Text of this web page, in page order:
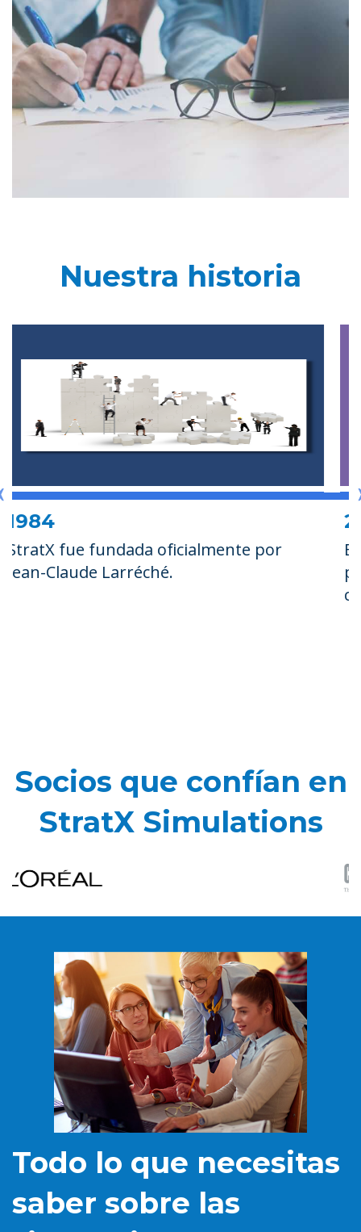
Nuestra historia
2000-2009
El reto L'OREAL Estrat se celebra en 128
países, con 100.000 participantes, en
Socios que confían en
StratX Simulations
Todo lo que necesitas
saber sobre las